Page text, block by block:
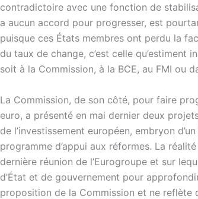
contradictoire avec une fonction de
a aucun accord pour progresser, est
puisque ces États membres ont perdu la
du taux de change, c’est celle qu’estiment
soit à la Commission, à la BCE, au FMI ou
La Commission, de son côté, pour faire
euro, a présenté en mai dernier deux
de l’investissement européen, embryon
programme d’appui aux réformes. La
dernière réunion de l’Eurogroupe et sur
d’État et de gouvernement pour
proposition de la Commission et ne reflète